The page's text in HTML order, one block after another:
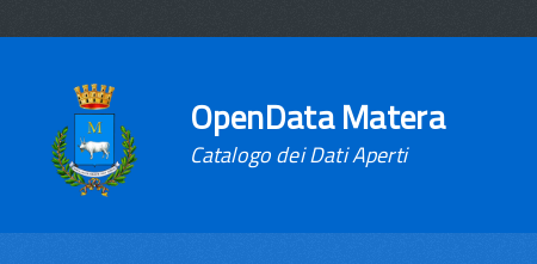
OpenData Matera
Catalogo dei Dati Aperti